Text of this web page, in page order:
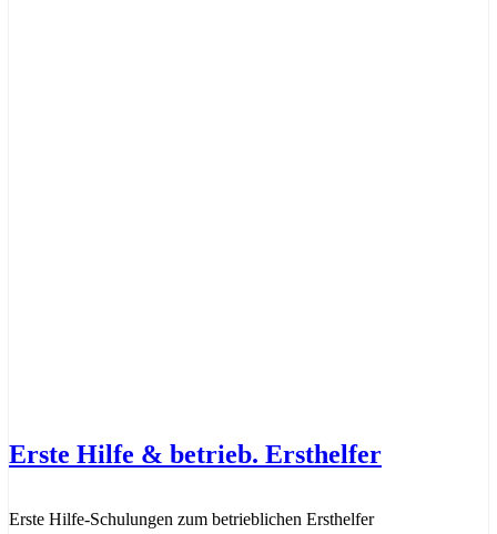
Erste Hilfe & betrieb. Ersthelfer
Erste Hilfe-Schulungen zum betrieblichen Ersthelfer